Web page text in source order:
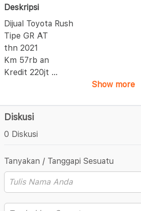
Deskripsi
Dijual Toyota Rush
Tipe GR AT
thn 2021
Km 57rb an
Kredit 220jt ...
Show more
Diskusi
0 Diskusi
Tanyakan / Tanggapi Sesuatu